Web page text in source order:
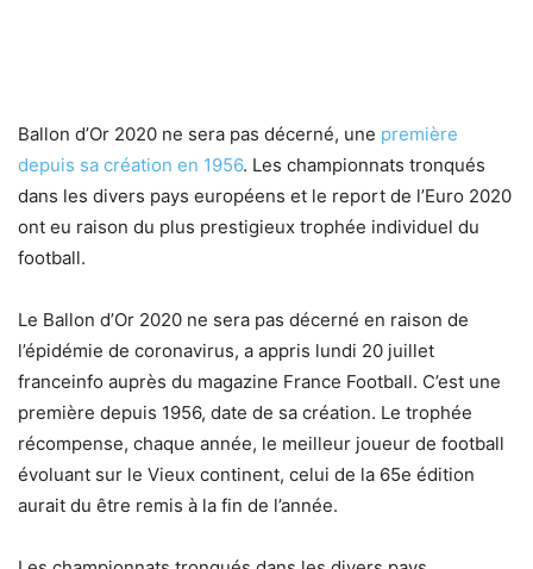
Ballon d’Or 2020 ne sera pas décerné, une première
depuis sa création en 1956. Les championnats tronqués
dans les divers pays européens et le report de l’Euro 2020
ont eu raison du plus prestigieux trophée individuel du
football.
Le Ballon d’Or 2020 ne sera pas décerné en raison de
l’épidémie de coronavirus, a appris lundi 20 juillet
franceinfo auprès du magazine France Football. C’est une
première depuis 1956, date de sa création. Le trophée
récompense, chaque année, le meilleur joueur de football
évoluant sur le Vieux continent, celui de la 65e édition
aurait du être remis à la fin de l’année.